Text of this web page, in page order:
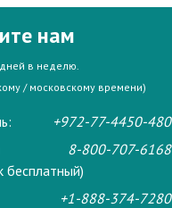
нам
дней в неделю.
/ московскому времени)
+972-77-4450-480
бесплатный)
8-800-707-6168
+1-888-374-7280